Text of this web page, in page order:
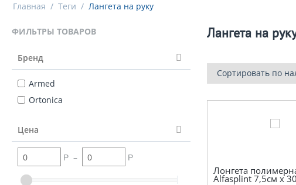
Главная / Теги / Лангета на руку
ФИЛЬТРЫ ТОВАРОВ
Бренд
Armed
Ortonica
Цена
Р – Р
Лангета на
Сортировать по
Лонгета
Alfasplint 7,5см х